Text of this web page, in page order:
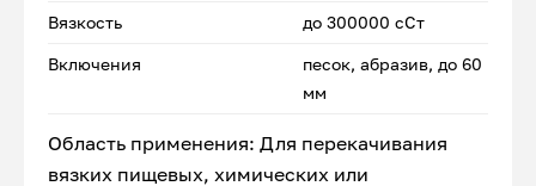
Вязкость до 300000 сСт
Включения
песок, абразив, до 60
мм
Область применения: Для перекачивания
вязких пищевых, химических или